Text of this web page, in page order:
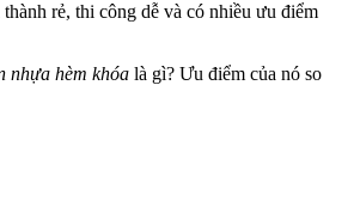
rẻ, thi công dễ và có nhiều ưu điểm
nhựa hèm khóa là gì? Ưu điểm của nó so